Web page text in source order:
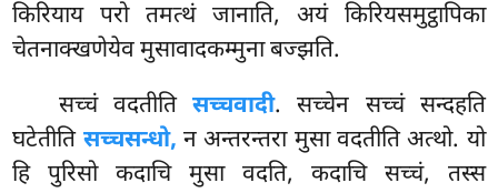
किरियाय परो तमत्थं जानाति, अयं किरियसमुट्ठापिका
चेतनाक्खणेयेव मुसावादकम्मुना बज्झति.
सच्चं वदतीतिसच्चवादी. सच्चेन सच्चं सन्दहति
घटेतीति सच्चसन्धो, न अन्तरन्तरा मुसा वदतीति अत्थो. यो
हि पुरिसो कदाचि मुसा वदति, कदाचि सच्चं, तस्स